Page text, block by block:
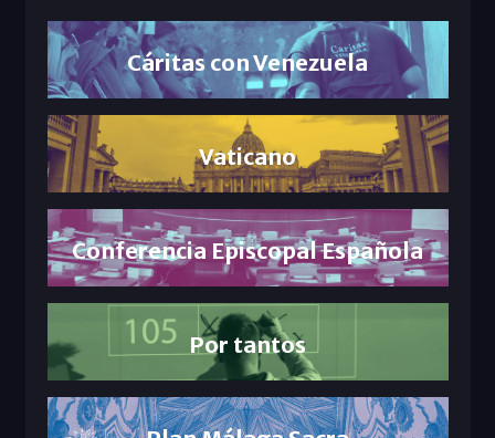
Cáritas con Venezuela
Vaticano
Conferencia Episcopal Española
Por tantos